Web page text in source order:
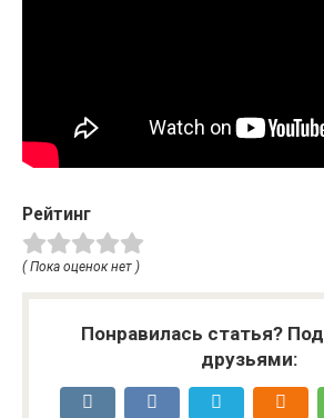
Рейтинг
( Пока оценок нет )
Понравилась статья?
друзьями: